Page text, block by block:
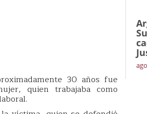
30 años fue
quien trabajaba como